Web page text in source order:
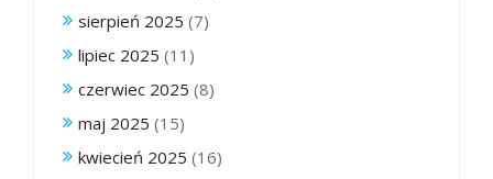
sierpień 2025 (7)
lipiec 2025 (11)
czerwiec 2025 (8)
maj 2025 (15)
kwiecień 2025 (16)